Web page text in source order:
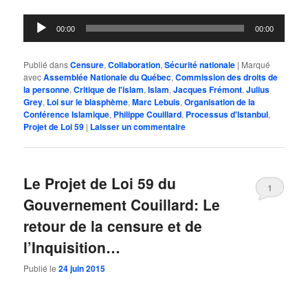
Lecteur
audio
00:00 00:00
Publié dansCensure,Collaboration,Sécurité nationale | Marqué
avecAssemblée Nationale du Québec,Commission des droits de
la personne,Critique de l'islam,Islam,Jacques Frémont,Julius
Grey, Loi sur le blasphème,Marc Lebuis,Organisation de la
Conférence Islamique, Philippe Couillard, Processus d'Istanbul,
Projet de Loi 59 | Laisser un commentaire
Le Projet de Loi 59 du
Gouvernement Couillard: Le
retour de la censure et de
l’Inquisition…
Publié le24 juin 2015
1